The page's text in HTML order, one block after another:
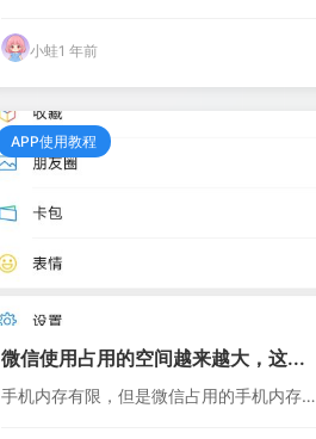
小蛙1 年前
APP使用教程
微信使用占用的空间越来越大，这...
手机内存有限，但是微信占用的手机内存越